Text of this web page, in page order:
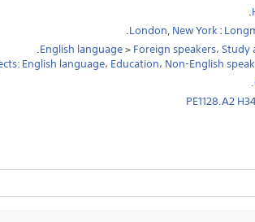
.
London,New York:
.
English language>Foreign speakers،Study
.
English language، Education، Non-English
PE1128.A2